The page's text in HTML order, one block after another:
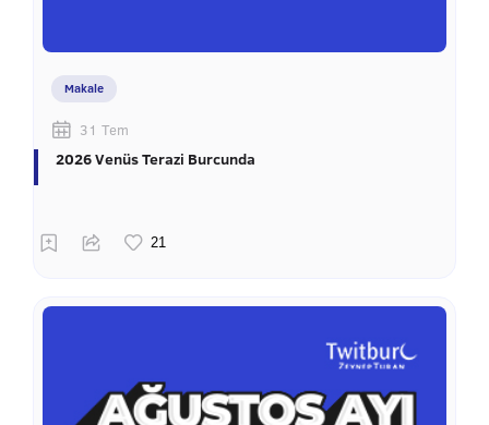
Makale
31 Tem
2026 Venüs Terazi Burcunda